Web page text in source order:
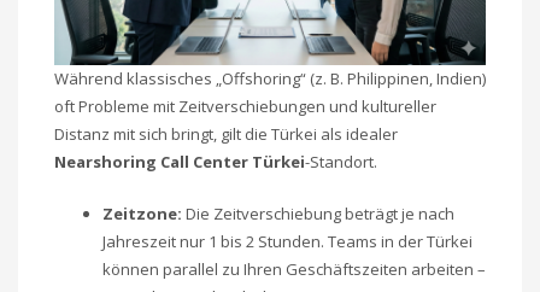
Während klassisches „Offshoring“ (z. B. Philippinen, Indien)
oft Probleme mit Zeitverschiebungen und kultureller
Distanz mit sich bringt, gilt die Türkei als idealer
Nearshoring Call Center Türkei-Standort.
Zeitzone: Die Zeitverschiebung beträgt je nach
Jahreszeit nur 1 bis 2 Stunden. Teams in der Türkei
können parallel zu Ihren Geschäftszeiten arbeiten –